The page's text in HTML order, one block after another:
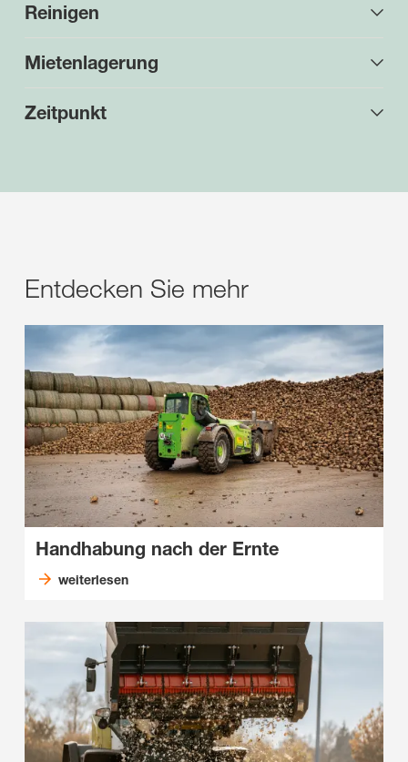
Reinigen
Mietenlagerung
Zeitpunkt
Entdecken Sie mehr
Handhabung nach der Ernte
weiterlesen